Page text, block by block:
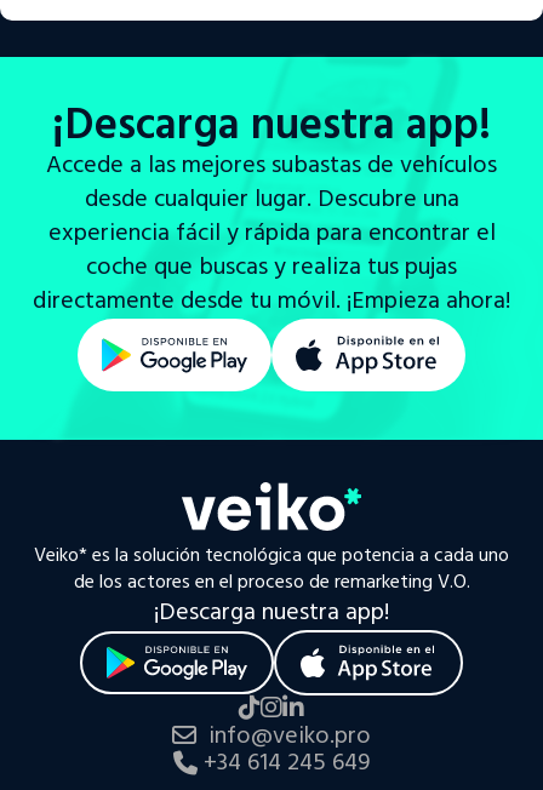
¡Descarga nuestra app!
Accede a las mejores subastas de vehículos
desde cualquier lugar. Descubre una
experiencia fácil y rápida para encontrar el
coche que buscas y realiza tus pujas
directamente desde tu móvil. ¡Empieza ahora!
Veiko* es la solución tecnológica que potencia a cada uno
de los actores en el proceso de remarketing V.O.
¡Descarga nuestra app!
info@veiko.pro
+34 614 245 649